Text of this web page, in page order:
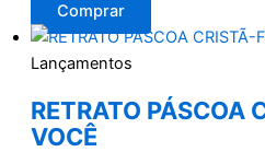
Comprar
Lançamentos
RETRATO PÁSCOA
VOCÊ